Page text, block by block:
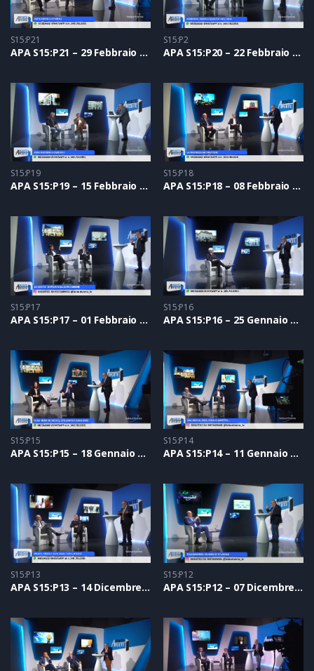
S15:P21
APA S15:P21 – 29 Febbraio 2024
S15:P2
APA S15:P20 – 22 Febbraio 2024
S15:P19
APA S15:P19 – 15 Febbraio 2024
S15:P18
APA S15:P18 – 08 Febbraio 2024
S15:P17
APA S15:P17 – 01 Febbraio 2024
S15:P16
APA S15:P16 – 25 Gennaio 2024
S15:P15
APA S15:P15 – 18 Gennaio 2024
S15:P14
APA S15:P14 – 11 Gennaio 2024
S15:P13
APA S15:P13 – 14 Dicembre 2023
S15:P12
APA S15:P12 – 07 Dicembre 2023